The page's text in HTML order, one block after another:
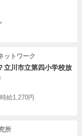
ットワーク
立川市立第四小学校放
時給1,270円
所